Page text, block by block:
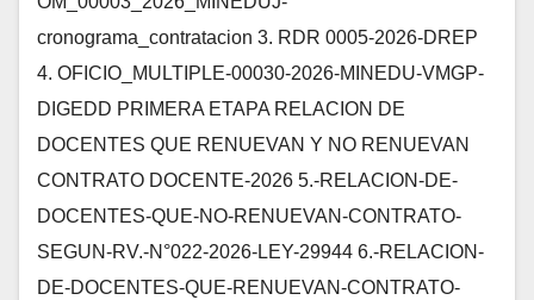
cronograma_contratacion 3. RDR 0005-2026-DREP
4. OFICIO_MULTIPLE-00030-2026-MINEDU-VMGP-
DIGEDD PRIMERA ETAPA RELACION DE
DOCENTES QUE RENUEVAN Y NO RENUEVAN
CONTRATO DOCENTE-2026 5.-RELACION-DE-
DOCENTES-QUE-NO-RENUEVAN-CONTRATO-
SEGUN-RV.-N°022-2026-LEY-29944 6.-RELACION-
DE-DOCENTES-QUE-RENUEVAN-CONTRATO-